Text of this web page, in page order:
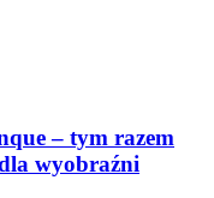
– tym razem
wyobraźni